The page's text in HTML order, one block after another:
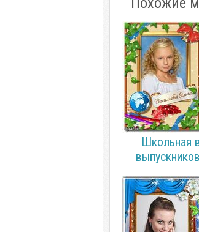
Школьная